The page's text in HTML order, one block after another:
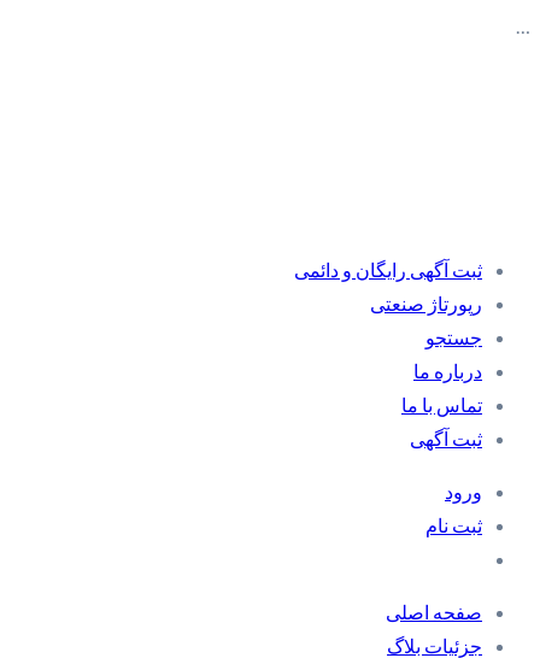
…
ثبت آگهی رایگان و دائمی
رپورتاژ صنعتی
جستجو
درباره ما
تماس با ما
ثبت آگهی
ورود
ثبت نام
صفحه اصلی
جزئیات بلاگ